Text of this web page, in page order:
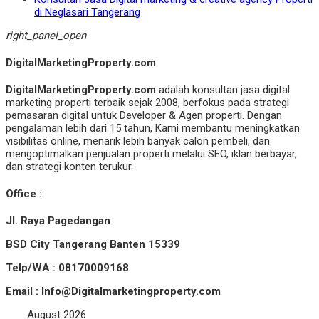
di Neglasari Tangerang
right_panel_open
DigitalMarketingProperty.com
DigitalMarketingProperty.com adalah konsultan jasa digital
marketing properti terbaik sejak 2008, berfokus pada strategi
pemasaran digital untuk Developer & Agen properti. Dengan
pengalaman lebih dari 15 tahun, Kami membantu meningkatkan
visibilitas online, menarik lebih banyak calon pembeli, dan
mengoptimalkan penjualan properti melalui SEO, iklan berbayar,
dan strategi konten terukur.
Office :
Jl. Raya Pagedangan
BSD City Tangerang Banten 15339
Telp/WA : 08170009168
Email : Info@Digitalmarketingproperty.com
August 2026